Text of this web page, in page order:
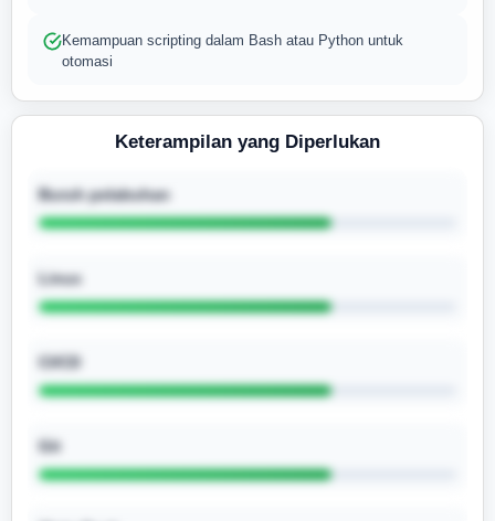
Kemampuan scripting dalam Bash atau Python untuk
otomasi
Keterampilan yang Diperlukan
Buruh pelabuhan
Linux
CI/CD
Git